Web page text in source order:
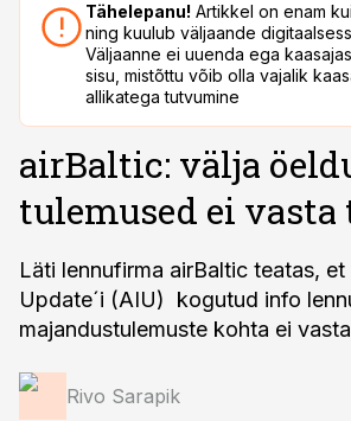
Tähelepanu! Artikkel on enam
ning kuulub väljaande
Väljaanne ei uuenda ega
sisu, mistõttu võib olla vajalik
allikatega tutvumine
airBaltic: välja
tulemused ei vasta
Läti lennufirma airBaltic teatas,
Update´i (AIU) kogutud info
majandustulemuste kohta ei
Rivo Sarapik